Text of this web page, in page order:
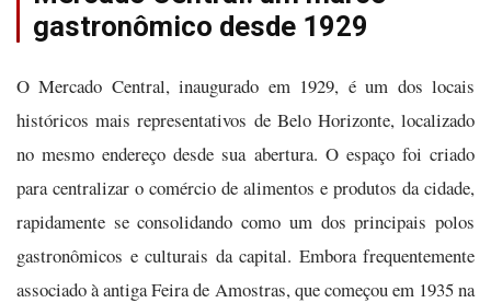
gastronômico desde 1929
O Mercado Central, inaugurado em 1929, é um dos locais
históricos mais representativos de Belo Horizonte, localizado
no mesmo endereço desde sua abertura. O espaço foi criado
para centralizar o comércio de alimentos e produtos da cidade,
rapidamente se consolidando como um dos principais polos
gastronômicos e culturais da capital. Embora frequentemente
associado à antiga Feira de Amostras, que começou em 1935 na